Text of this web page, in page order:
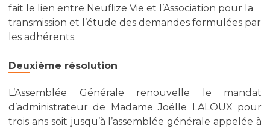
fait le lien entre Neuflize Vie et l’Association pour la
transmission et l’étude des demandes formulées par
les adhérents.
Deuxième résolution
L’Assemblée Générale renouvelle le mandat
d’administrateur de Madame Joëlle LALOUX pour
trois ans soit jusqu’à l’assemblée générale appelée à